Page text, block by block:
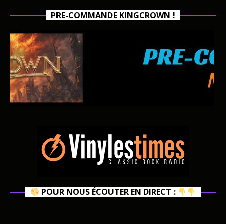
PRE-COMMANDE KINGCROWN !
POUR NOUS ÉCOUTER EN DIRECT :